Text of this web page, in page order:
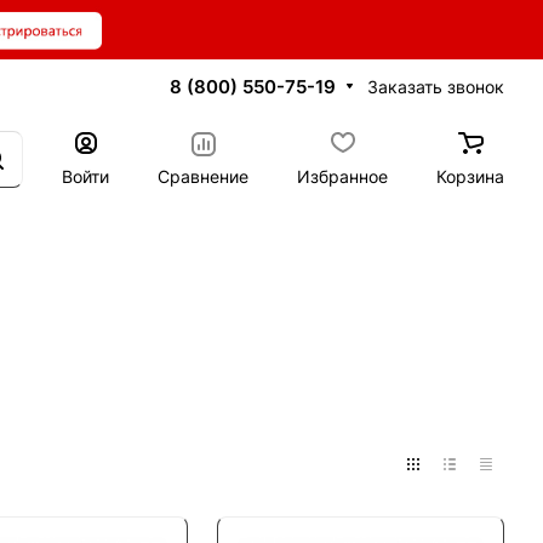
8 (800) 550-75-19 Заказать звонок
Войти Сравнение Избранное Корзина